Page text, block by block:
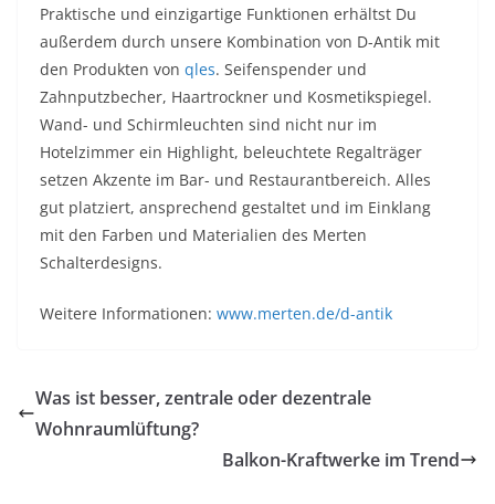
Praktische und einzigartige Funktionen erhältst Du
außerdem durch unsere Kombination von D-Antik mit
den Produkten von qles. Seifenspender und
Zahnputzbecher, Haartrockner und Kosmetikspiegel.
Wand- und Schirmleuchten sind nicht nur im
Hotelzimmer ein Highlight, beleuchtete Regalträger
setzen Akzente im Bar- und Restaurantbereich. Alles
gut platziert, ansprechend gestaltet und im Einklang
mit den Farben und Materialien des Merten
Schalterdesigns.
Weitere Informationen: www.merten.de/d-antik
Was ist besser, zentrale oder dezentrale
Wohnraumlüftung?
Balkon-Kraftwerke im Trend